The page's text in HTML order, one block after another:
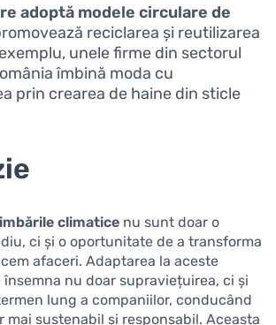
adoptă modele circulare de
reciclarea și reutilizarea
unele firme din sectorul
îmbină moda cu
prin crearea de haine din sticle
climatice nu sunt doar o
ci și o oportunitate de a transforma
afaceri. Adaptarea la aceste
nu doar supraviețuirea, ci și
lung a companiilor, conducând
mai sustenabil și responsabil. Aceasta